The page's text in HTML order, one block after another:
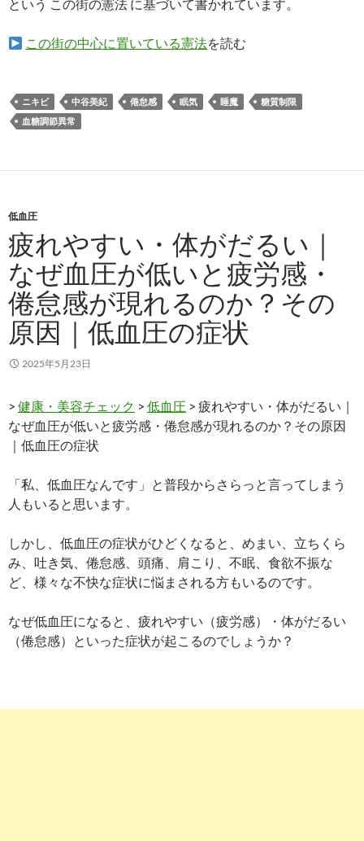
という この街の憲法 に基づいて書かれています。
この街の中心に置いている憲法を読む
ニキビ 中谷美紀 倦怠感 眠気 睡魔
糖質制限
血糖調節異常
低血圧
疲れやすい・体がだるい｜
なぜ血圧が低いと疲労感・
倦怠感が現れるのか？その
原因｜低血圧の症状
2025年5月23日
> 健康・美容チェック > 低血圧 > 疲れやすい・体がだるい｜
なぜ血圧が低いと疲労感・倦怠感が現れるのか？その原因
｜低血圧の症状
「私、低血圧なんです」と普段からさらっと言ってしまう
人もいると思います。
しかし、低血圧の症状がひどくなると、めまい、立ちくら
み、吐き気、倦怠感、頭痛、肩こり、不眠、食欲不振な
ど、様々な不快な症状に悩まされる方もいるのです。
なぜ低血圧になると、疲れやすい（疲労感）・体がだるい
（倦怠感）といった症状が起こるのでしょうか？